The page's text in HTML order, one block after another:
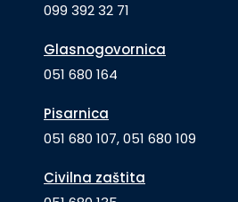
099 392 32 71
Glasnogovornica
051 680 164
Pisarnica
051 680 107, 051 680 109
Civilna zaštita